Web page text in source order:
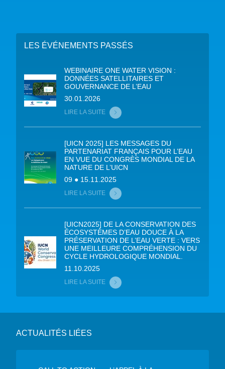
LES ÉVÉNEMENTS PASSÉS
WEBINAIRE ONE WATER VISION :
DONNÉES SATELLITAIRES ET
GOUVERNANCE DE L’EAU
30.01.2026
LIRE LA SUITE
[UICN 2025] LES MESSAGES DU
PARTENARIAT FRANÇAIS POUR L’EAU
EN VUE DU CONGRÈS MONDIAL DE LA
NATURE DE L’UICN
09 ● 15.11.2025
LIRE LA SUITE
[UICN2025] DE LA CONSERVATION DES
ÉCOSYSTÈMES D’EAU DOUCE À LA
PRÉSERVATION DE L’EAU VERTE : VERS
UNE MEILLEURE COMPRÉHENSION DU
CYCLE HYDROLOGIQUE MONDIAL.
11.10.2025
LIRE LA SUITE
ACTUALITÉS LIÉES